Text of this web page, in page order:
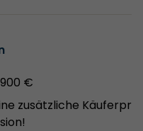
€
zusätzliche Käuferpr